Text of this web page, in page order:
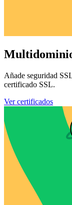
Añade seguridad
certificado SSL.
Ver certificados